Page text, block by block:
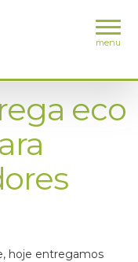
menu
eco
hoje entregamos